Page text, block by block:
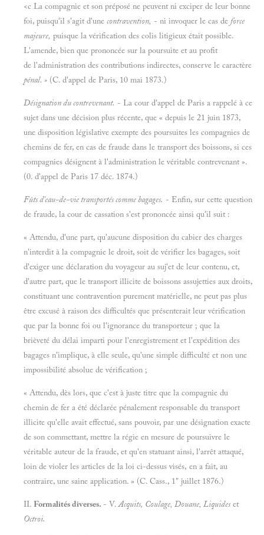
<c La compagnie et son préposé ne peuvent ni exciper de leur bonne
foi, puisqu'il s'agit d'une contravention, - ni invoquer le cas de force
majeure, puisque la vérification des colis litigieux était possible.
L'amende, bien que prononcée sur la poursuite et au profit
de l'administration des contributions indirectes, conserve le caractère
pénal. » (C. d'appel de Paris, 10 mai 1873.)
Désignation du contrevenant. - La cour d'appel de Paris a rappelé à ce
sujet dans une décision plus récente, que « depuis le 21 juin 1873,
une disposition législative exempte des poursuites les compagnies de
chemins de fer, en cas de fraude dans le transport des boissons, si ces
compagnies désignent à l'administration le véritable contrevenant ».
(0. d'appel de Paris 17 déc. 1874.)
Fûts d'eau-de-vie transportés comme bagages. - Enfin, sur cette question
de fraude, la cour de cassation s'est prononcée ainsi qu'il suit :
« Attendu, d'une part, qu'aucune disposition du cabier des charges
n'interdit à la compagnie le droit, soit de vérifier les bagages, soit
d'exiger une déclaration du voyageur au suj'et de leur contenu, et,
d'autre part, que le transport illicite de boissons assujetties aux droits,
constituant une contravention purement matérielle, ne peut pas plus
être excusé à raison des difficultés que présenterait leur vérification
que par la bonne foi ou l'ignorance du transporteur ; que la
brièveté du délai imparti pour l'enregistrement et l'expédition des
bagages n'implique, à elle seule, qu'une simple difficulté et non une
impossibilité absolue de vérification ;
« Attendu, dès lors, que c'est à juste titre que la compagnie du
chemin de fer a été déclarée pénalement responsable du transport
illicite qu'elle avait effectué, sans pouvoir, par une désignation exacte
de son commettant, mettre la régie en mesure de poursuivre le
véritable auteur de la fraude, et qu'en statuant ainsi, l'arrêt attaqué,
loin de violer les articles de la loi ci-dessus visés, en a fait, au
contraire, une saine application. » (C. Cass., 1" juillet 1876.)
II. Formalités diverses. - V.Acquits, Coulage, Douane, Liquides et
Octroi.